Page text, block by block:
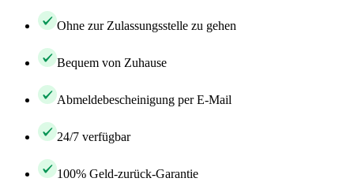
Ohne zur Zulassungsstelle zu gehen
Bequem von Zuhause
Abmeldebescheinigung per E-Mail
24/7 verfügbar
100% Geld-zurück-Garantie